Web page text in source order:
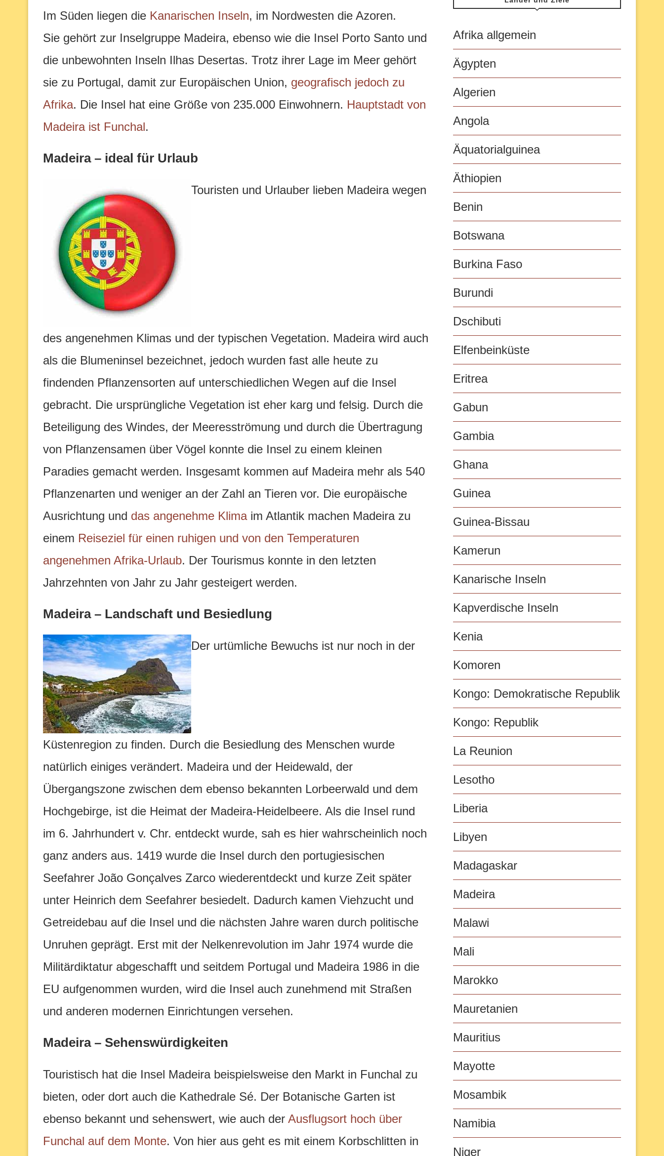
Im Süden liegen die Kanarischen Inseln, im Nordwesten die Azoren.
Sie gehört zur Inselgruppe Madeira, ebenso wie die Insel Porto Santo und
die unbewohnten Inseln Ilhas Desertas. Trotz ihrer Lage im Meer gehört
sie zu Portugal, damit zur Europäischen Union, geografisch jedoch zu
Afrika. Die Insel hat eine Größe von 235.000 Einwohnern. Hauptstadt von
Madeira ist Funchal.
Madeira – ideal für Urlaub
Touristen und Urlauber lieben Madeira wegen
des angenehmen Klimas und der typischen Vegetation. Madeira wird auch
als die Blumeninsel bezeichnet, jedoch wurden fast alle heute zu
findenden Pflanzensorten auf unterschiedlichen Wegen auf die Insel
gebracht. Die ursprüngliche Vegetation ist eher karg und felsig. Durch die
Beteiligung des Windes, der Meeresströmung und durch die Übertragung
von Pflanzensamen über Vögel konnte die Insel zu einem kleinen
Paradies gemacht werden. Insgesamt kommen auf Madeira mehr als 540
Pflanzenarten und weniger an der Zahl an Tieren vor. Die europäische
Ausrichtung und das angenehme Klimaim Atlantik machen Madeira zu
einem Reiseziel für einen ruhigen und von den Temperaturen
angenehmen Afrika-Urlaub. Der Tourismus konnte in den letzten
Jahrzehnten von Jahr zu Jahr gesteigert werden.
Madeira – Landschaft und Besiedlung
Der urtümliche Bewuchs ist nur noch in der
Küstenregion zu finden. Durch die Besiedlung des Menschen wurde
natürlich einiges verändert. Madeira und der Heidewald, der
Übergangszone zwischen dem ebenso bekannten Lorbeerwald und dem
Hochgebirge, ist die Heimat der Madeira-Heidelbeere. Als die Insel rund
im 6. Jahrhundert v. Chr. entdeckt wurde, sah es hier wahrscheinlich noch
ganz anders aus. 1419 wurde die Insel durch den portugiesischen
Seefahrer João Gonçalves Zarco wiederentdeckt und kurze Zeit später
unter Heinrich dem Seefahrer besiedelt. Dadurch kamen Viehzucht und
Getreidebau auf die Insel und die nächsten Jahre waren durch politische
Unruhen geprägt. Erst mit der Nelkenrevolution im Jahr 1974 wurde die
Militärdiktatur abgeschafft und seitdem Portugal und Madeira 1986 in die
EU aufgenommen wurden, wird die Insel auch zunehmend mit Straßen
und anderen modernen Einrichtungen versehen.
Madeira – Sehenswürdigkeiten
Touristisch hat die Insel Madeira beispielsweise den Markt in Funchal zu
bieten, oder dort auch die Kathedrale Sé. Der Botanische Garten ist
ebenso bekannt und sehenswert, wie auch der Ausflugsort hoch über
Funchal auf dem Monte. Von hier aus geht es mit einem Korbschlitten in
Afrika allgemein
Ägypten
Algerien
Angola
Äquatorialguinea
Äthiopien
Benin
Botswana
Burkina Faso
Burundi
Dschibuti
Elfenbeinküste
Eritrea
Gabun
Gambia
Ghana
Guinea
Guinea-Bissau
Kamerun
Kanarische Inseln
Kapverdische Inseln
Kenia
Komoren
Kongo: Demokratische Republik
Kongo: Republik
La Reunion
Lesotho
Liberia
Libyen
Madagaskar
Madeira
Malawi
Mali
Marokko
Mauretanien
Mauritius
Mayotte
Mosambik
Namibia
Niger